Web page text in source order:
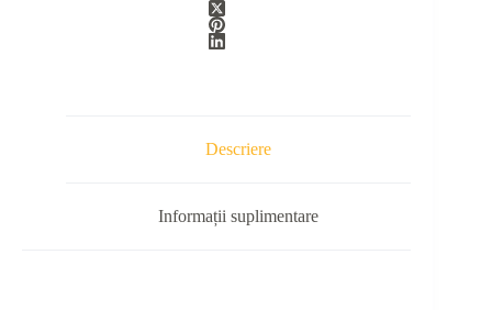
Descriere
Informații suplimentare